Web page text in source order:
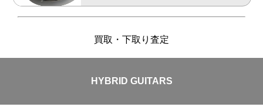
買取・下取り査定
HYBRID GUITARS